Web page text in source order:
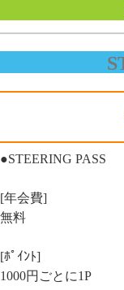
●STEERING PASS
[年会費]
無料
[ﾎﾟｲﾝﾄ]
1000円ごとに1P